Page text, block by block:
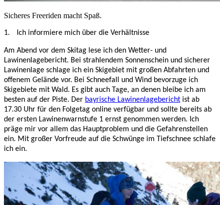
Sicheres Freeriden macht Spaß.
1. Ich informiere mich über die Verhältnisse
Am Abend vor dem Skitag lese ich den Wetter- und
Lawinenlagebericht. Bei strahlendem Sonnenschein und sicherer
Lawinenlage schlage ich ein Skigebiet mit großen Abfahrten und
offenem Gelände vor. Bei Schneefall und Wind bevorzuge ich
Skigebiete mit Wald. Es gibt auch Tage, an denen bleibe ich am
besten auf der Piste. Der bayrische Lawinenlagebericht ist ab
17.30 Uhr für den Folgetag online verfügbar und sollte bereits ab
der ersten Lawinenwarnstufe 1 ernst genommen werden. Ich
präge mir vor allem das Hauptproblem und die Gefahrenstellen
ein. Mit großer Vorfreude auf die Schwünge im Tiefschnee schlafe
ich ein.